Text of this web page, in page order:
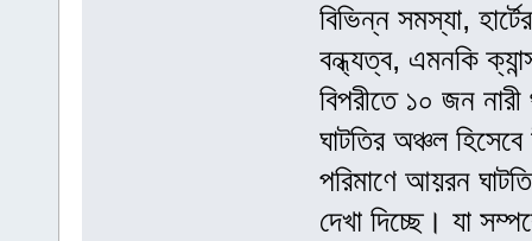
বিভিন্ন সমস্যা,
বন্ধ্যত্ব, এমনকি
বিপরীতে ১০ জন
ঘাটতির অঞ্চল
পরিমাণে আয়রন
দেখা দিচ্ছে। যা